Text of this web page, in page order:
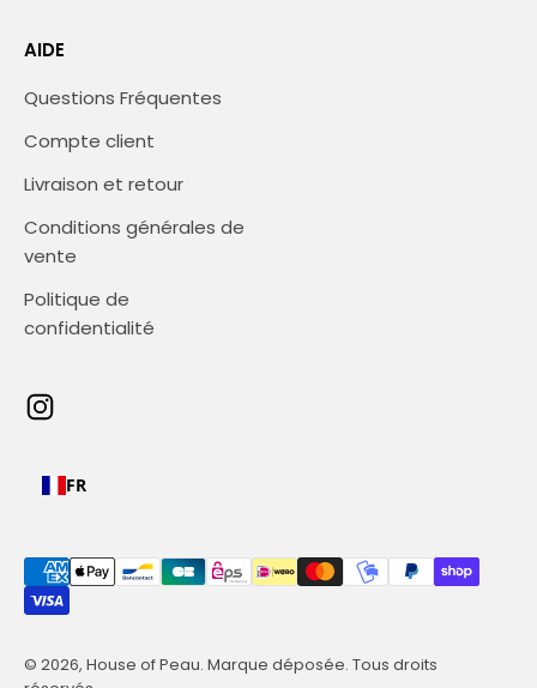
AIDE
Questions Fréquentes
Compte client
Livraison et retour
Conditions générales de
vente
Politique de
confidentialité
FR
© 2026, House of Peau. Marque déposée. Tous droits